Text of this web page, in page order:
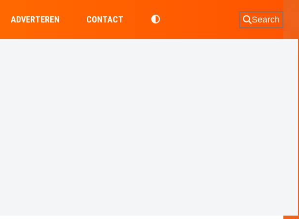
ADVERTEREN CONTACT Search